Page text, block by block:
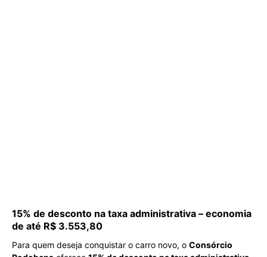
15% de desconto na taxa administrativa – economia
de até R$ 3.553,80
Para quem deseja conquistar o carro novo, o Consórcio